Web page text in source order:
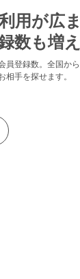
用が広
数も増
員登録数。全国か
相手を探せます。